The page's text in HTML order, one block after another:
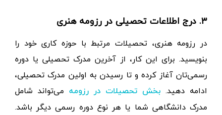
۳. درج اطلاعات تحصیلی در رزومه هنری
در رزومه هنری، تحصیلات مرتبط با حوزه کاری خود را
بنویسید. برای این کار، از آخرین مدرک تحصیلی یا دوره
رسمی‌تان آغاز کرده و تا رسیدن به اولین مدرک تحصیلی،
ادامه دهید. بخش تحصیلات در رزومه می‌تواند شامل
مدرک دانشگاهی شما یا هر نوع دوره رسمی دیگر باشد.